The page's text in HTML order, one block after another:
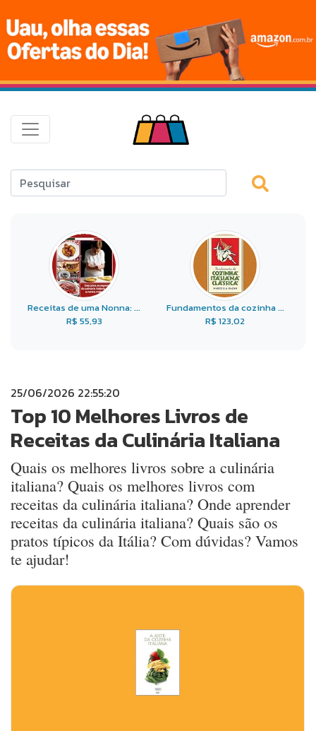
Receitas de uma Nonna: ...
R$ 55,93
Fundamentos da cozinha ...
R$ 123,02
25/06/2026 22:55:20
Top 10 Melhores Livros de
Receitas da Culinária Italiana
Quais os melhores livros sobre a culinária
italiana? Quais os melhores livros com
receitas da culinária italiana? Onde aprender
receitas da culinária italiana? Quais são os
pratos típicos da Itália? Com dúvidas? Vamos
te ajudar!